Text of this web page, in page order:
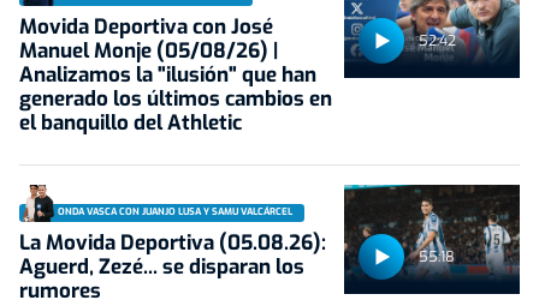
52:42
Movida Deportiva con José
Manuel Monje (05/08/26) |
Analizamos la "ilusión" que han
generado los últimos cambios en
el banquillo del Athletic
55:18
ONDA VASCA CON JUANJO LUSA Y SAMU VALCÁRCEL
La Movida Deportiva (05.08.26):
Aguerd, Zezé... se disparan los
rumores